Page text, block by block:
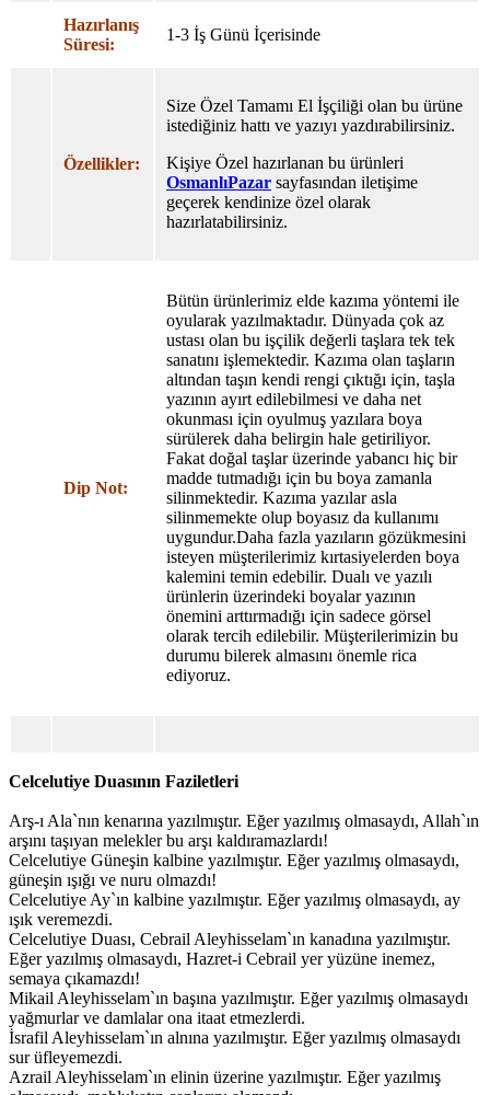
Hazırlanış
Süresi:
1-3 İş Günü İçerisinde
Özellikler:
Size Özel Tamamı El İşçiliği olan bu ürüne
istediğiniz hattı ve yazıyı yazdırabilirsiniz.
Kişiye Özel hazırlanan bu ürünleri
OsmanlıPazar sayfasından iletişime
geçerek kendinize özel olarak
hazırlatabilirsiniz.
Dip Not:
Bütün ürünlerimiz elde kazıma yöntemi ile
oyularak yazılmaktadır. Dünyada çok az
ustası olan bu işçilik değerli taşlara tek tek
sanatını işlemektedir. Kazıma olan taşların
altından taşın kendi rengi çıktığı için, taşla
yazının ayırt edilebilmesi ve daha net
okunması için oyulmuş yazılara boya
sürülerek daha belirgin hale getiriliyor.
Fakat doğal taşlar üzerinde yabancı hiç bir
madde tutmadığı için bu boya zamanla
silinmektedir. Kazıma yazılar asla
silinmemekte olup boyasız da kullanımı
uygundur.Daha fazla yazıların gözükmesini
isteyen müşterilerimiz kırtasiyelerden boya
kalemini temin edebilir. Dualı ve yazılı
ürünlerin üzerindeki boyalar yazının
önemini arttırmadığı için sadece görsel
olarak tercih edilebilir. Müşterilerimizin bu
durumu bilerek almasını önemle rica
ediyoruz.
Celcelutiye Duasının Faziletleri
Arş-ı Ala`nın kenarına yazılmıştır. Eğer yazılmış olmasaydı, Allah`ın
arşını taşıyan melekler bu arşı kaldıramazlardı!
Celcelutiye Güneşin kalbine yazılmıştır. Eğer yazılmış olmasaydı,
güneşin ışığı ve nuru olmazdı!
Celcelutiye Ay`ın kalbine yazılmıştır. Eğer yazılmış olmasaydı, ay
ışık veremezdi.
Celcelutiye Duası, Cebrail Aleyhisselam`ın kanadına yazılmıştır.
Eğer yazılmış olmasaydı, Hazret-i Cebrail yer yüzüne inemez,
semaya çıkamazdı!
Mikail Aleyhisselam`ın başına yazılmıştır. Eğer yazılmış olmasaydı
yağmurlar ve damlalar ona itaat etmezlerdi.
İsrafil Aleyhisselam`ın alnına yazılmıştır. Eğer yazılmış olmasaydı
sur üfleyemezdi.
Azrail Aleyhisselam`ın elinin üzerine yazılmıştır. Eğer yazılmış